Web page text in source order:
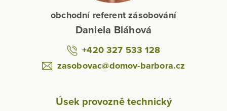
obchodní referent zásobování
Daniela Bláhová
+420 327 533 128
zasobovac@domov-barbora.cz
Úsek provozně technický